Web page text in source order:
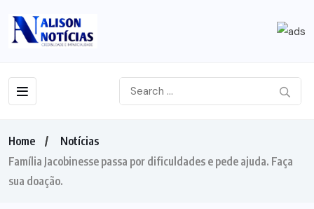
Home
Notícias
Família Jacobinesse passa por dificuldades e pede ajuda. Faça
sua doação.